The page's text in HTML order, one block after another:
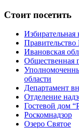
Стоит посетить
Избирательная
Правительство
Ивановская
Общественная
области
Департамент
Отделение
Гостевой дом
Роскомнадзор
Озеро Святое